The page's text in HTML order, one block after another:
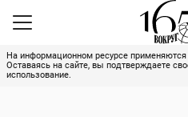
На информационном ресурсе
Оставаясь на сайте, вы подтверждаете
использование.